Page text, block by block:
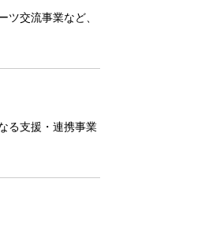
交流事業など、
る支援・連携事業